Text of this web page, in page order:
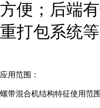
方便；后端
重打包系统
应用范围：
螺带混合机结构特征使用范